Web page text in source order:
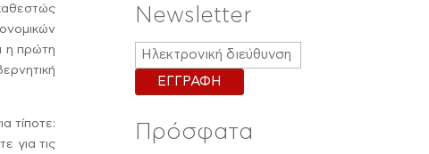
η πρώτη
τίποτε:
για τις
Newsletter
Πρόσφατα